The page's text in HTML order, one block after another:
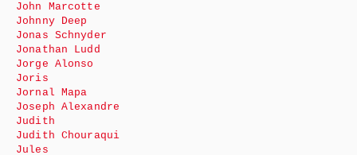
John Marcotte
Johnny Deep
Jonas Schnyder
Jonathan Ludd
Jorge Alonso
Joris
Jornal Mapa
Joseph Alexandre
Judith
Judith Chouraqui
Jules